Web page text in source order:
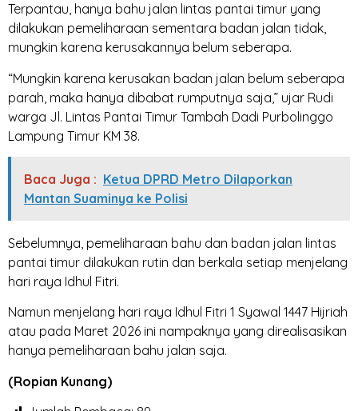
Terpantau, hanya bahu jalan lintas pantai timur yang
dilakukan pemeliharaan sementara badan jalan tidak,
mungkin karena kerusakannya belum seberapa.
“Mungkin karena kerusakan badan jalan belum seberapa
parah, maka hanya dibabat rumputnya saja,” ujar Rudi
warga Jl. Lintas Pantai Timur Tambah Dadi Purbolinggo
Lampung Timur KM 38.
Baca Juga : Ketua DPRD Metro Dilaporkan
Mantan Suaminya ke Polisi
Sebelumnya, pemeliharaan bahu dan badan jalan lintas
pantai timur dilakukan rutin dan berkala setiap menjelang
hari raya Idhul Fitri.
Namun menjelang hari raya Idhul Fitri 1 Syawal 1447 Hijriah
atau pada Maret 2026 ini nampaknya yang direalisasikan
hanya pemeliharaan bahu jalan saja.
(Ropian Kunang)